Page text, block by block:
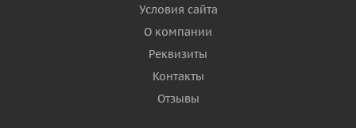
Условия сайта
О компании
Реквизиты
Контакты
Отзывы